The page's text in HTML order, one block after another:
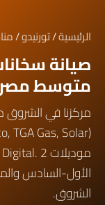
الرئيسية/تورنيدو/
صيانة
متوسط
مركزنا في
الأول-السادس
الشروق.